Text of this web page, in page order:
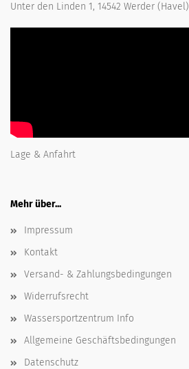
Unter den Linden 1, 14542 Werder (Havel)
Lage & Anfahrt
Mehr über...
Impressum
Kontakt
Versand- & Zahlungsbedingungen
Widerrufsrecht
Wassersportzentrum Info
Allgemeine Geschäftsbedingungen
Datenschutz